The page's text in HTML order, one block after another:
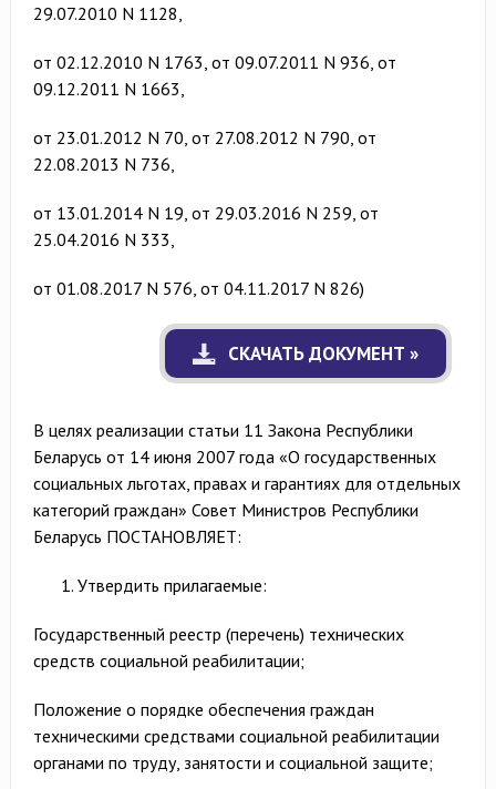
29.07.2010 N 1128,
от 02.12.2010 N 1763, от 09.07.2011 N 936, от
09.12.2011 N 1663,
от 23.01.2012 N 70, от 27.08.2012 N 790, от
22.08.2013 N 736,
от 13.01.2014 N 19, от 29.03.2016 N 259, от
25.04.2016 N 333,
от 01.08.2017 N 576, от 04.11.2017 N 826)
СКАЧАТЬ ДОКУМЕНТ »
В целях реализации статьи 11 Закона Республики
Беларусь от 14 июня 2007 года «О государственных
социальных льготах, правах и гарантиях для отдельных
категорий граждан» Совет Министров Республики
Беларусь ПОСТАНОВЛЯЕТ:
Утвердить прилагаемые:
Государственный реестр (перечень) технических
средств социальной реабилитации;
Положение о порядке обеспечения граждан
техническими средствами социальной реабилитации
органами по труду, занятости и социальной защите;